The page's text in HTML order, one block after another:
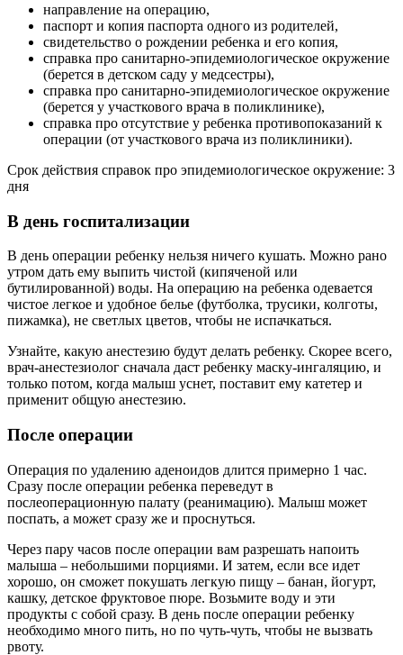
направление на операцию,
паспорт и копия паспорта одного из родителей,
свидетельство о рождении ребенка и его копия,
справка про санитарно-эпидемиологическое окружение
(берется в детском саду у медсестры),
справка про санитарно-эпидемиологическое окружение
(берется у участкового врача в поликлинике),
справка про отсутствие у ребенка противопоказаний к
операции (от участкового врача из поликлиники).
Срок действия справок про эпидемиологическое окружение: 3
дня
В день госпитализации
В день операции ребенку нельзя ничего кушать. Можно рано
утром дать ему выпить чистой (кипяченой или
бутилированной) воды. На операцию на ребенка одевается
чистое легкое и удобное белье (футболка, трусики, колготы,
пижамка), не светлых цветов, чтобы не испачкаться.
Узнайте, какую анестезию будут делать ребенку. Скорее всего,
врач-анестезиолог сначала даст ребенку маску-ингаляцию, и
только потом, когда малыш уснет, поставит ему катетер и
применит общую анестезию.
После операции
Операция по удалению аденоидов длится примерно 1 час.
Сразу после операции ребенка переведут в
послеоперационную палату (реанимацию). Малыш может
поспать, а может сразу же и проснуться.
Через пару часов после операции вам разрешать напоить
малыша – небольшими порциями. И затем, если все идет
хорошо, он сможет покушать легкую пищу – банан, йогурт,
кашку, детское фруктовое пюре. Возьмите воду и эти
продукты с собой сразу. В день после операции ребенку
необходимо много пить, но по чуть-чуть, чтобы не вызвать
рвоту.